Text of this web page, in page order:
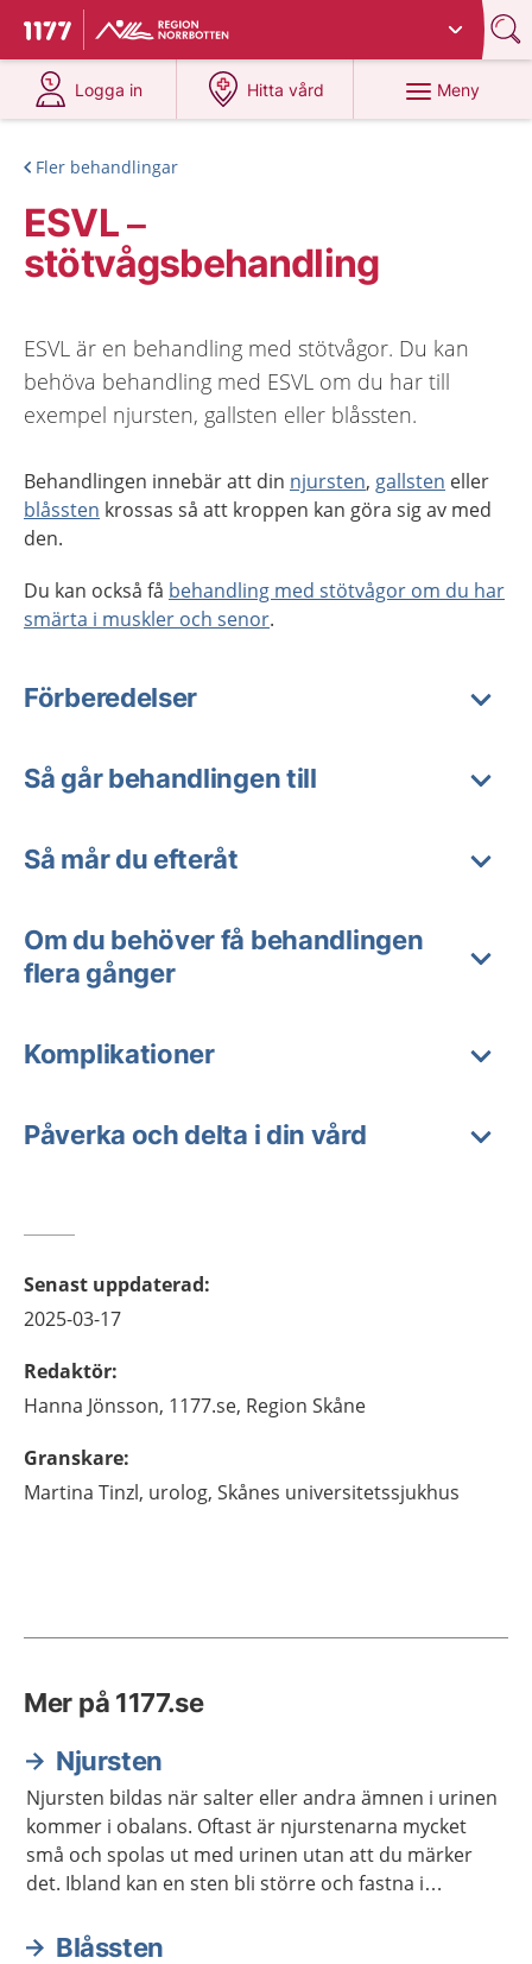
Till startsidan för 1177
Du har valt region
Logga in
på 1177.se
Hitta vård
på 1177.se
Meny
Fler behandlingar
ESVL –
stötvågsbehandling
ESVL är en behandling med stötvågor. Du kan
behöva behandling med ESVL om du har till
exempel njursten, gallsten eller blåssten.
Behandlingen innebär att din njursten, gallsten eller
blåssten krossas så att kroppen kan göra sig av med
den.
Du kan också få behandling med stötvågor om du har
smärta i muskler och senor.
Förberedelser
Så går behandlingen till
Så mår du efteråt
Om du behöver få behandlingen
flera gånger
Komplikationer
Påverka och delta i din vård
Senast uppdaterad:
2025-03-17
Redaktör:
Hanna Jönsson, 1177.se, Region Skåne
Granskare:
Martina Tinzl, urolog, Skånes universitetssjukhus
Mer på 1177.se
Njursten
Njursten bildas när salter eller andra ämnen i urinen
kommer i obalans. Oftast är njurstenarna mycket
små och spolas ut med urinen utan att du märker
det. Ibland kan en sten bli större och fastna i
i ryggen, så kallat njurstensanfall. Ibland behövs
Blåssten